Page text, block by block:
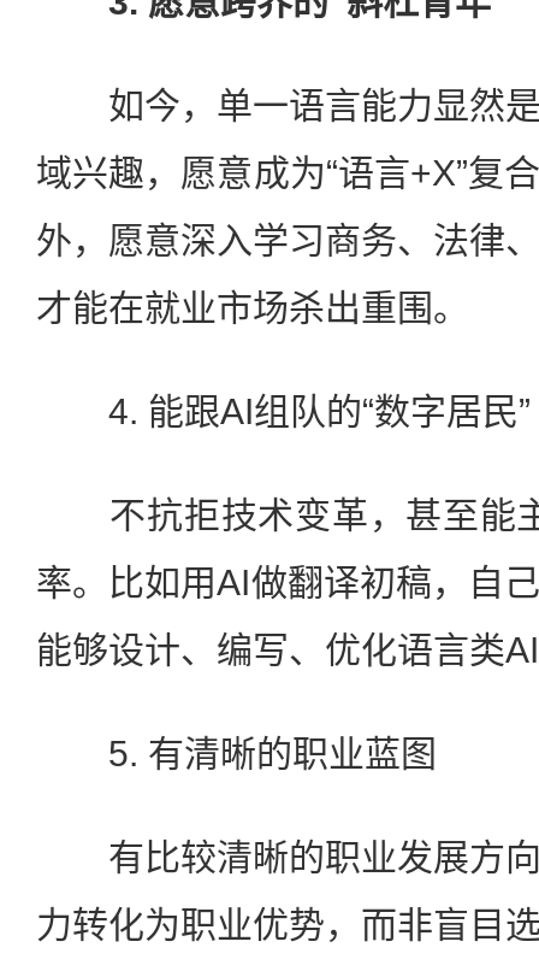
如今，单一语言能力显然是
域兴趣，愿意成为“语言+X”复
外，愿意深入学习商务、法律
才能在就业市场杀出重围。
4. 能跟AI组队的“数字居民”
不抗拒技术变革，甚至能
率。比如用AI做翻译初稿，自
能够设计、编写、优化语言类
5. 有清晰的职业蓝图
有比较清晰的职业发展方向
力转化为职业优势，而非盲目